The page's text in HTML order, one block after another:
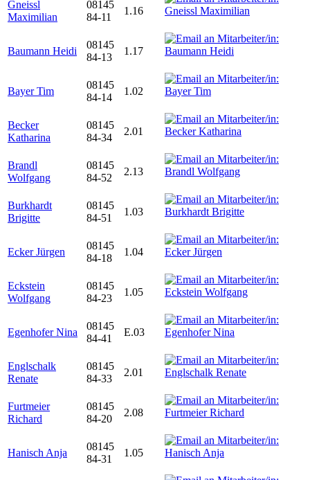
Gneissl
Maximilian
08145
84-11
1.16
Baumann Heidi
08145
84-13
1.17
Bayer Tim
08145
84-14
1.02
Becker
Katharina
08145
84-34
2.01
Brandl
Wolfgang
08145
84-52
2.13
Burkhardt
Brigitte
08145
84-51
1.03
Ecker Jürgen
08145
84-18
1.04
Eckstein
Wolfgang
08145
84-23
1.05
Egenhofer Nina
08145
84-41
E.03
Englschalk
Renate
08145
84-33
2.01
Furtmeier
Richard
08145
84-20
2.08
Hanisch Anja
08145
84-31
1.05